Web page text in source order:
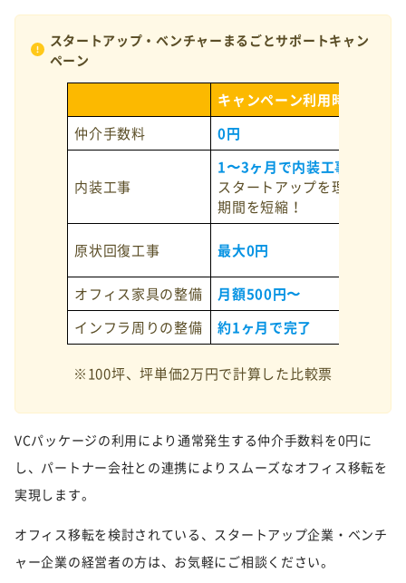
スタートアップ・ベンチャーまるごとサポートキャン
ペーン
キャンペーン利用時
仲介手数料
0円
内装工事
1〜3ヶ月で内装工事完了
スタートアップを理解した
期間を短縮！
原状回復工事 最大0円
オフィス家具の整備
月額500円〜
インフラ周りの整備
約1ヶ月で完了
※100坪、坪単価2万円で計算した比較票
VCパッケージの利用により通常発生する仲介手数料を0円に
し、パートナー会社との連携によりスムーズなオフィス移転を
実現します。
オフィス移転を検討されている、スタートアップ企業・ベンチ
ャー企業の経営者の方は、お気軽にご相談ください。